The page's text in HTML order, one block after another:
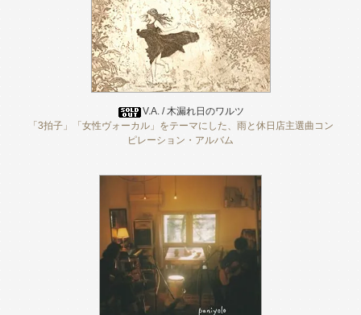
V.A. / 木漏れ日のワルツ
「3拍子」「女性ヴォーカル」をテーマにした、雨と休日店主選曲コン
ピレーション・アルバム